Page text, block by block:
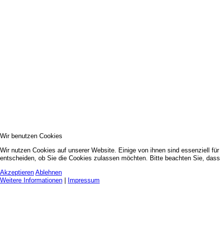
Wir benutzen Cookies
Wir nutzen Cookies auf unserer Website. Einige von ihnen sind essenziell
entscheiden, ob Sie die Cookies zulassen möchten. Bitte beachten Sie,
Akzeptieren Ablehnen
Weitere Informationen
Impressum